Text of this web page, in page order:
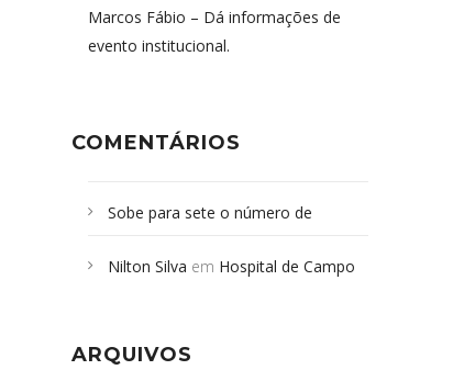
Marcos Fábio – Dá informações de
evento institucional.
COMENTÁRIOS
Sobe para sete o número de
desabamento em São Paulo - Revista
sepultados em SP
Nilton Silva em Hospital de Campo
ARQUIVOS